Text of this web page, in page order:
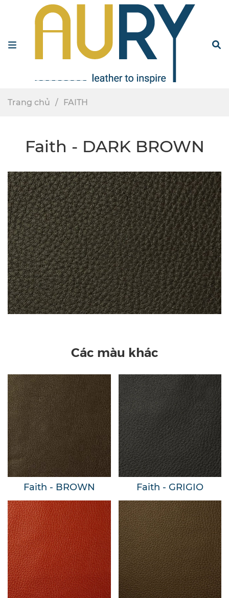
Trang chủ FAITH
Faith - DARK BROWN
Các màu khác
Faith - BROWN Faith - GRIGIO